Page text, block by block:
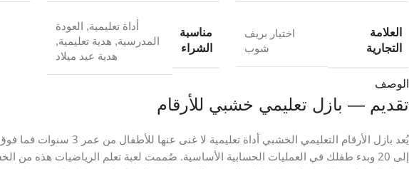
العلامة
التجارية
اختيار بريف
شوب
مناسبة
الشراء
أداة تعليمية, العودة
المدرسية, هدية تعليمية,
هدية عيد ميلاد
الوصف
تقديم — بازل تعليمي خشبي للأرقام
إلى 20 وبدء طفلك في العمليات الحسابية الأساسية. صُممت لعبة تعلم الرياضيات هذه من